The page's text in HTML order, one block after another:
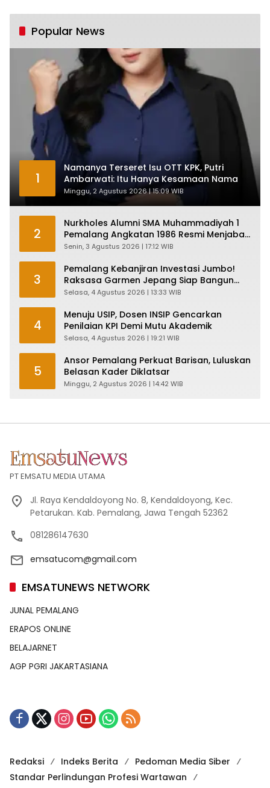
Tumbuh Tapi Rapuh
Popular News
1
Namanya Terseret Isu OTT KPK, Putri
Ambarwati: Itu Hanya Kesamaan Nama
Minggu, 2 Agustus 2026 | 15:09 WIB
2
Nurkholes Alumni SMA Muhammadiyah 1
Pemalang Angkatan 1986 Resmi Menjabat
Plt Bupati, Inilah Pesan Ketua Asmam 86
Senin, 3 Agustus 2026 | 17:12 WIB
3
Pemalang Kebanjiran Investasi Jumbo!
Raksasa Garmen Jepang Siap Bangun
Pabrik dan Serap Ribuan Tenaga Kerja
Selasa, 4 Agustus 2026 | 13:33 WIB
4
Menuju USIP, Dosen INSIP Gencarkan
Penilaian KPI Demi Mutu Akademik
Selasa, 4 Agustus 2026 | 19:21 WIB
5
Ansor Pemalang Perkuat Barisan, Luluskan
Belasan Kader Diklatsar
Minggu, 2 Agustus 2026 | 14:42 WIB
PT EMSATU MEDIA UTAMA
Jl. Raya Kendaldoyong No. 8, Kendaldoyong, Kec.
Petarukan. Kab. Pemalang, Jawa Tengah 52362
081286147630
emsatucom@gmail.com
EMSATUNEWS NETWORK
JUNAL PEMALANG
ERAPOS ONLINE
BELAJARNET
AGP PGRI JAKARTASIANA
Redaksi Indeks Berita
Pedoman Media Siber
Standar Perlindungan Profesi Wartawan